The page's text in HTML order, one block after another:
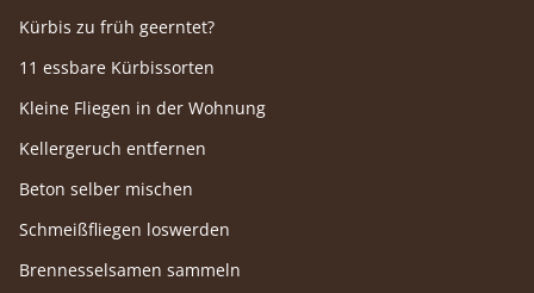
Kürbis zu früh geerntet?
11 essbare Kürbissorten
Kleine Fliegen in der Wohnung
Kellergeruch entfernen
Beton selber mischen
Schmeißfliegen loswerden
Brennesselsamen sammeln